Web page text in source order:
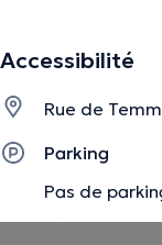
Accessibilité
Rue de
Parking
Pas de